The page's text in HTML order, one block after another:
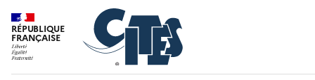
RÉPUBLIQUE
FRANÇAISE